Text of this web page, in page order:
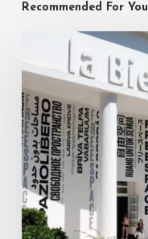
Recommended For You